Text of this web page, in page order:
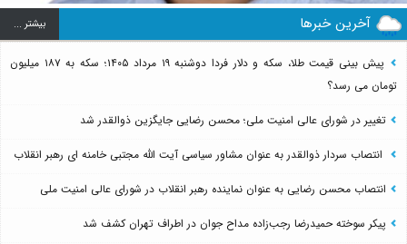
آخرین خبرها بيشتر ...
پیش بینی قیمت طلا، سکه و دلار فردا دوشنبه ۱۹ مرداد ۱۴۰۵؛ سکه به ۱۸۷ میلیون
تومان می رسد؟
تغییر در شورای عالی امنیت ملی؛ محسن رضایی جایگزین ذوالقدر شد
انتصاب سردار ذوالقدر به عنوان مشاور سیاسی آیت الله مجتبی خامنه ای رهبر انقلاب
انتصاب محسن رضایی به عنوان نماینده رهبر انقلاب در شورای عالی امنیت ملی
پیکر سوخته حمیدرضا رجب‌زاده مداح جوان در اطراف تهران کشف شد